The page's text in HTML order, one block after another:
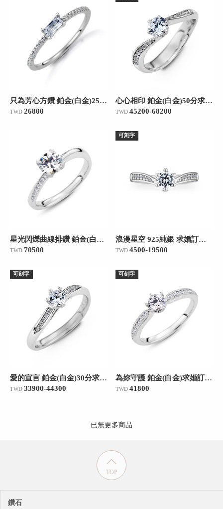
只為芳心方鑽 鉑金(白金)25分求婚訂婚鑽戒
TWD 26800
心心相印 鉑金(白金)50分求婚訂婚鑽戒
TWD 45200-68200
星光閃爍曲線排鑽 鉑金(白金)求婚訂婚戒/50分
TWD 70500
可刻字
浪漫星空 925純銀 求婚訂婚戒
TWD 4500-19500
可刻字
愛的宣言 鉑金(白金)30分求婚訂婚鑽戒
TWD 33900-44300
可刻字
為妳守護 鉑金(白金)求婚訂婚戒/30分
TWD 41800
已無更多商品
TOP
鑽石